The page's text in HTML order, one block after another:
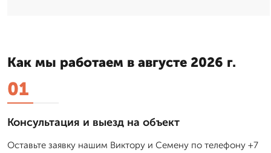
Как мы работаем в августе 2026 г.
01
Консультация и выезд на объект
Оставьте заявку нашим Виктору и Семену по телефону +7